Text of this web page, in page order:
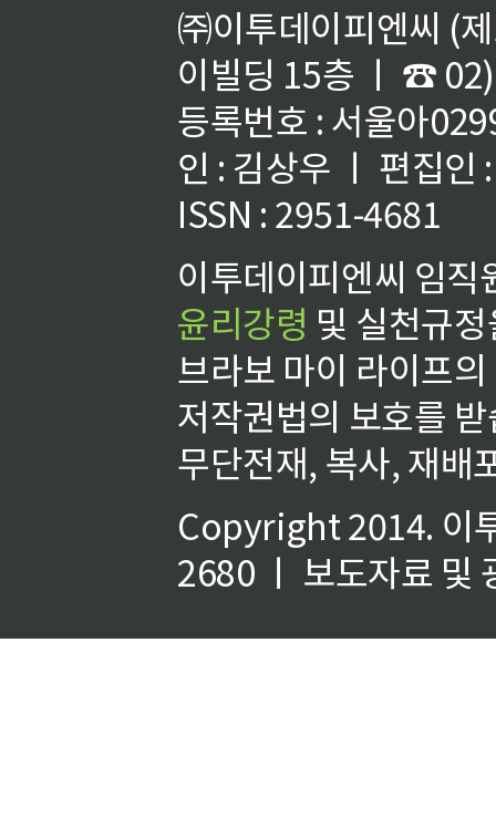
㈜이투데이피엔씨 (
이빌딩 15층 ㅣ ☎
등록번호 : 서울아
인 : 김상우 ㅣ 편집인
ISSN : 2951-4681
이투데이피엔씨 임
윤리강령 및 실천규
브라보 마이 라이프
저작권법의 보호를
무단전재, 복사, 재배
Copyright 2014. 이
2680 ㅣ 보도자료